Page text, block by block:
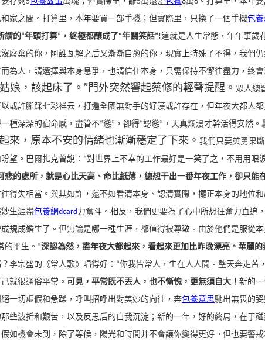
家之間。 打算里，本年要買一部手機；但實際里，只換了一個手機包
謂的“年頭打算”，終極都釀成了“年關笑話”!這就是人生常態，年年事歲
廢棄的你，阿誰瓦解之后又漸漸自愈的你，現實上特殊了不得，我們仍
為人，請選擇與本身息爭，也請信任本身，只需保持不懈往盡力，終會
娘，該起床了。”門外突然響起蔡修的輕聲提醒。 眾人總
或許腳踩七彩祥云，打遍全國無對手的好漢或許存在，但年夜大都人
種深深的宿命感，盡管不“慫”，卻得“認慫”，天真爛漫才幹活得安然。
來，原本不安的情緒也漸漸穩定了下來。 我們只要英勇果
望。 巴爾扎克曾說：“對世界上不幸的工作最好是一笑了之，不用用眼
悲的處所，就是心比天高、命比紙薄，總想干出一番年夜工作，卻只能
得失相當。 與其如許，還不如看清本身、認清實際，擺正本身的地位
生涯盡包養網dcard力奮斗。 相反，我們更要為了心中所想往奮力直追
規成婚生子。 但無論是哪一種生涯，都值得被尊敬。由於他們是服從
的平生。”深認為然，盡年夜大都起來，看起來更加比昨晚漂亮。華麗
李宗盛的《常人歌》唱得好：“你我皆常人，生在人人間。整天奔走
就很通俗平常。 可見，平常既不丟人，也不慚愧，更無須自大！ 新的
一切虛假和急躁，呼叫招呼出對美妙的向往，奔包養意思馳出無畏的姿
些波折和艱苦，以及反思后的自我沉淀； 新的一年，好的終局，在于
如機會未到，除了等候，陽光和時間并不會讓你變得更好。 但也要警